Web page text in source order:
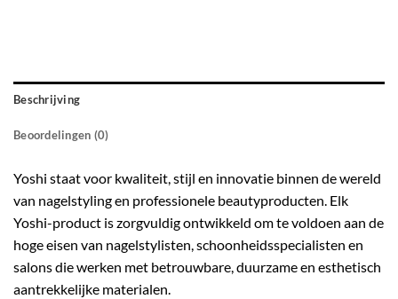
Beschrijving
Beoordelingen (0)
Yoshi staat voor kwaliteit, stijl en innovatie binnen de wereld
van nagelstyling en professionele beautyproducten. Elk
Yoshi-product is zorgvuldig ontwikkeld om te voldoen aan de
hoge eisen van nagelstylisten, schoonheidsspecialisten en
salons die werken met betrouwbare, duurzame en esthetisch
aantrekkelijke materialen.